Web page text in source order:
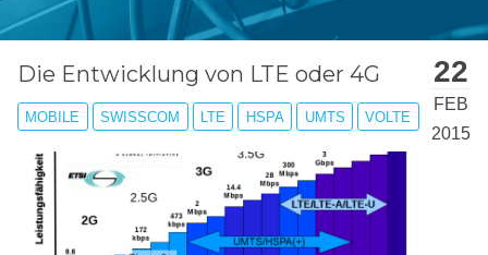
22
FEB
2015
Die Entwicklung von LTE oder 4G
MOBILE SWISSCOM LTE HSPA UMTS VOLTE